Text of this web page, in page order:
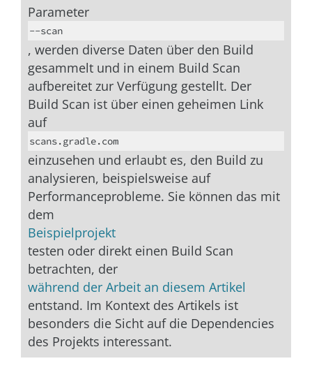
Parameter
‐‐scan
, werden diverse Daten über den Build
gesammelt und in einem Build Scan
aufbereitet zur Verfügung gestellt. Der
Build Scan ist über einen geheimen Link
auf
scans.gradle.com
einzusehen und erlaubt es, den Build zu
analysieren, beispielsweise auf
Performanceprobleme. Sie können das mit
dem
Beispielprojekt
testen oder direkt einen Build Scan
betrachten, der
während der Arbeit an diesem Artikel
entstand. Im Kontext des Artikels ist
besonders die Sicht auf die Dependencies
des Projekts interessant.